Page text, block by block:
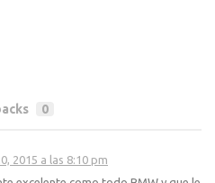
0
2015 a las 8:10 pm